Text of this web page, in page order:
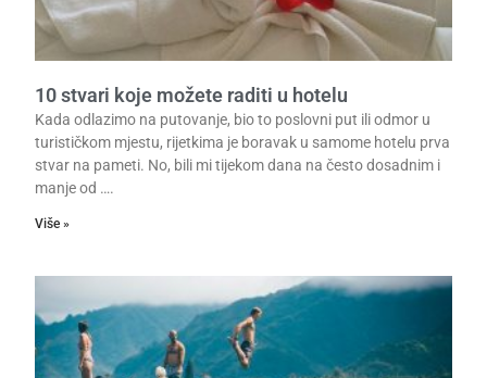
10 stvari koje možete raditi u hotelu
Kada odlazimo na putovanje, bio to poslovni put ili odmor u
turističkom mjestu, rijetkima je boravak u samome hotelu prva
stvar na pameti. No, bili mi tijekom dana na često dosadnim i
manje od ….
Više »